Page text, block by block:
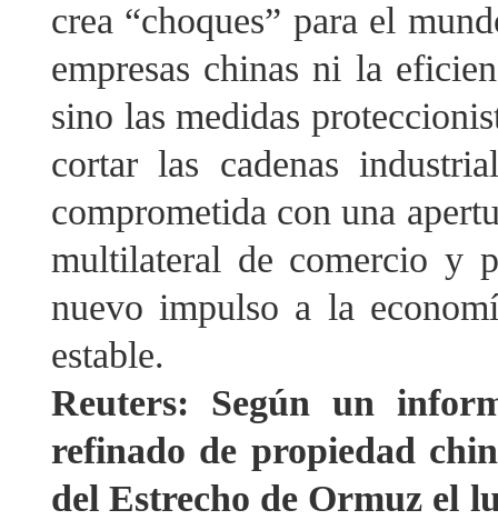
crea “choques” para el
empresas chinas ni la
sino las medidas
cortar las cadenas
comprometida con una
multilateral de comercio y
nuevo impulso a la
estable.
Reuters: Según un
refinado de propiedad
del Estrecho de Ormuz el